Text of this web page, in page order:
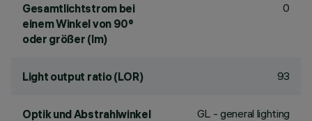
Gesamtlichtstrom bei
einem Winkel von 90°
oder größer (lm)
0
Light output ratio (LOR) 93
Optik und Abstrahlwinkel GL - general lighting